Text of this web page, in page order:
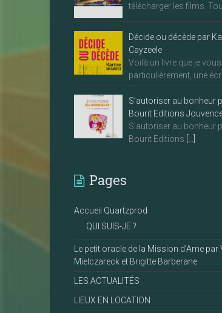
télécharger les films.
Décide ou décède par
Cayzeele
Voilà un livre que je
particulièrement, une
S’autoriser au bonheur
Bourit Editions
S’autoriser au bonheur
Bourit Editions
Pages
Accueil Quartzprod
QUI SUIS-JE ?
Le petit oracle de la Mission d’Ame
Mielczareck et Brigitte Barberane
LES ACTUALITÉS
LIEUX EN LOCATION